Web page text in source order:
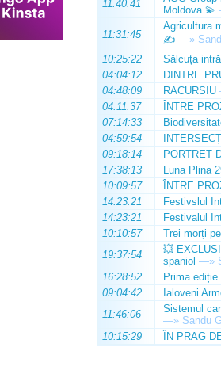
11:40:41
Moldova 💫
11:31:45
Agricultura
✍️ —»
10:25:22
Sălcuța
04:04:12
DINTRE
04:48:09
RACURSIU
04:11:37
ÎNTRE
07:14:33
04:59:54
INTERSECȚII
09:18:14
PORTRET
17:38:13
Luna Plina
10:09:57
ÎNTRE
14:23:21
Festivslul
14:23:21
Festivalul
10:10:57
Trei morți
19:37:54
💥
spaniol —»
16:28:52
Prima ediție
09:04:42
Ialoveni
11:46:06
Sistemul
—» Sandu
10:15:29
ÎN PRAG